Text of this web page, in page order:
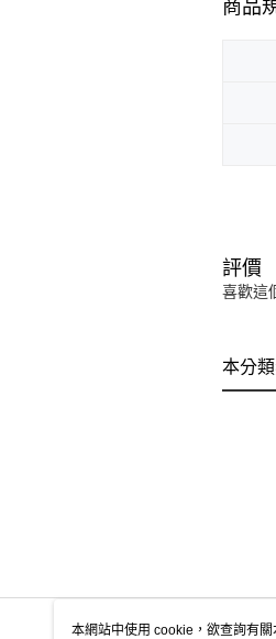
商品
評價
喜歡這
本分
本網站中使用 cookie，欲查詢有